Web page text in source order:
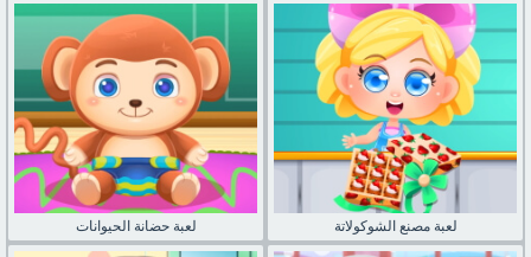
لعبة حضانة الحيوانات لعبة مصنع الشوكولاتة